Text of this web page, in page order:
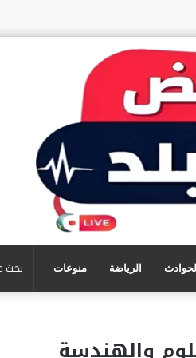
الحوادث الرياضة منوعات